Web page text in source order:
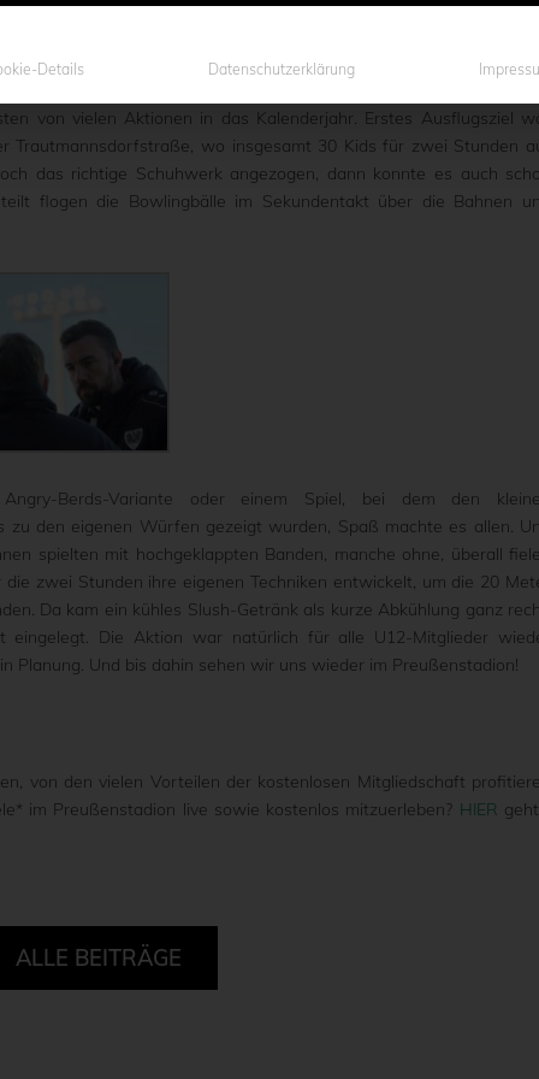
von vielen Aktionen in das Kalenderjahr. Erstes Ausflugsziel
Trautmannsdorfstraße, wo insgesamt 30 Kids für zwei Stunden
das richtige Schuhwerk angezogen, dann konnte es auch
flogen die Bowlingbälle im Sekundentakt über die Bahnen
Berds-Variante oder einem Spiel, bei dem den
zu den eigenen Würfen gezeigt wurden, Spaß machte es allen.
spielten mit hochgeklappten Banden, manche ohne, überall
zwei Stunden ihre eigenen Techniken entwickelt, um die 20
Da kam ein kühles Slush-Getränk als kurze Abkühlung ganz
eingelegt. Die Aktion war natürlich für alle U12-Mitglieder
Planung. Und bis dahin sehen wir uns wieder im Preußenstadion!
von den vielen Vorteilen der kostenlosen Mitgliedschaft
im Preußenstadion live sowie kostenlos mitzuerleben? HIER
ALLE BEITRÄGE
Details Datenschutzerklärung